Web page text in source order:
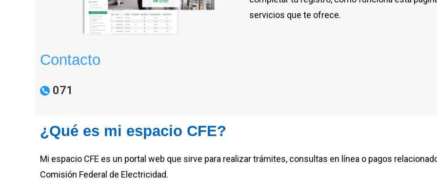
Contacto
071
servicios que te ofrece.
¿Qué es mi espacio CFE?
Mi espacio CFE es un portal web que sirve para realizar trámites, consultas en línea o pagos
Comisión Federal de Electricidad.